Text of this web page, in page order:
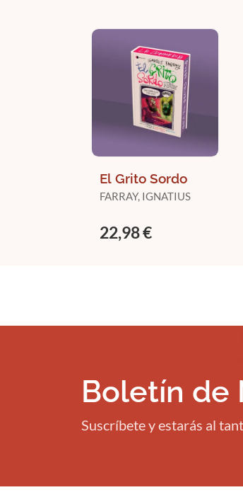
El Grito Sordo
FARRAY, IGNATIUS
22,98 €
Boletín de
Suscríbete y estarás al